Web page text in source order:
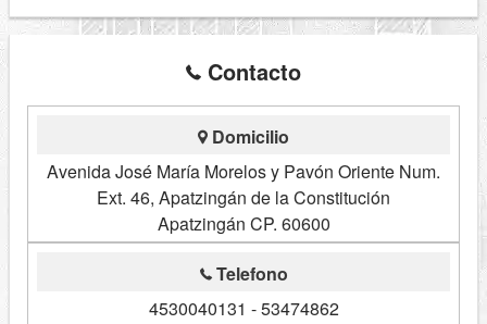
Contacto
Domicilio
Avenida José María Morelos y Pavón Oriente Num.
Ext. 46, Apatzingán de la Constitución
Apatzingán CP. 60600
Telefono
4530040131 - 53474862